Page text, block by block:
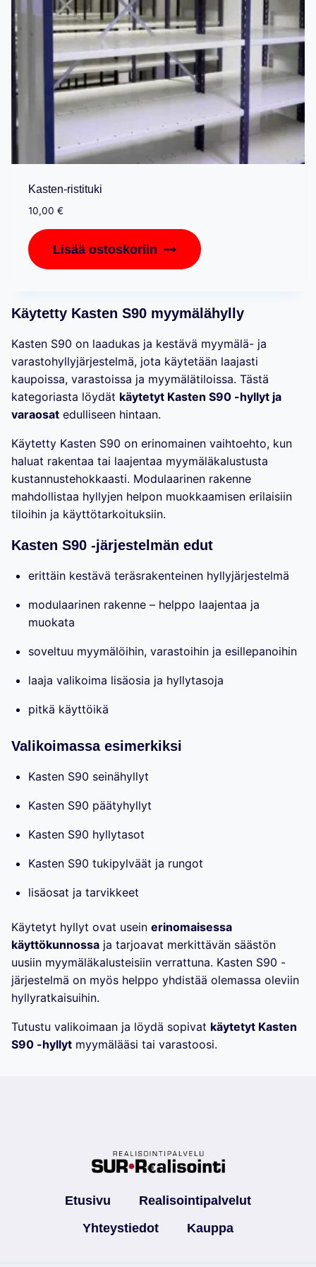
Kasten-ristituki
10,00 €
Lisää ostoskoriin
Käytetty Kasten S90 myymälähylly
Kasten S90 on laadukas ja kestävä myymälä- ja
varastohyllyjärjestelmä, jota käytetään laajasti
kaupoissa, varastoissa ja myymälätiloissa. Tästä
kategoriasta löydät käytetyt Kasten S90 -hyllyt ja
varaosat edulliseen hintaan.
Käytetty Kasten S90 on erinomainen vaihtoehto, kun
haluat rakentaa tai laajentaa myymäläkalustusta
kustannustehokkaasti. Modulaarinen rakenne
mahdollistaa hyllyjen helpon muokkaamisen erilaisiin
tiloihin ja käyttötarkoituksiin.
Kasten S90 -järjestelmän edut
erittäin kestävä teräsrakenteinen hyllyjärjestelmä
modulaarinen rakenne – helppo laajentaa ja
muokata
soveltuu myymälöihin, varastoihin ja esillepanoihin
laaja valikoima lisäosia ja hyllytasoja
pitkä käyttöikä
Valikoimassa esimerkiksi
Kasten S90 seinähyllyt
Kasten S90 päätyhyllyt
Kasten S90 hyllytasot
Kasten S90 tukipylväät ja rungot
lisäosat ja tarvikkeet
Käytetyt hyllyt ovat usein erinomaisessa
käyttökunnossa ja tarjoavat merkittävän säästön
uusiin myymäläkalusteisiin verrattuna. Kasten S90 -
järjestelmä on myös helppo yhdistää olemassa oleviin
hyllyratkaisuihin.
Tutustu valikoimaan ja löydä sopivat käytetyt Kasten
S90 -hyllyt myymälääsi tai varastoosi.
Etusivu
Realisointipalvelut
Yhteystiedot
Kauppa